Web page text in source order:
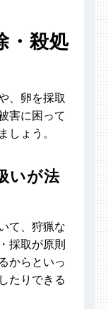
・殺処
、卵を採取
害に困って
しょう。
いが法
て、狩猟な
採取が原則
からといっ
たりできる